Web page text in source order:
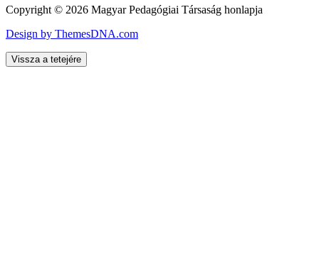
Copyright © 2026 Magyar Pedagógiai Társaság honlapja
Design by ThemesDNA.com
Vissza a tetejére